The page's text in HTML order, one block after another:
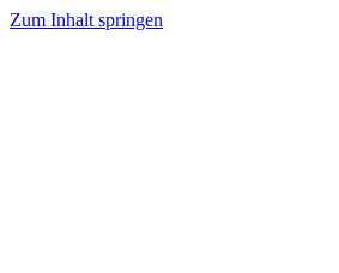
Zum Inhalt springen